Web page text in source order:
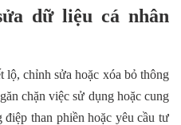
dữ liệu cá nhân
lộ, chỉnh sửa hoặc xóa bỏ thông
chặn việc sử dụng hoặc cung
than phiền hoặc yêu cầu tư